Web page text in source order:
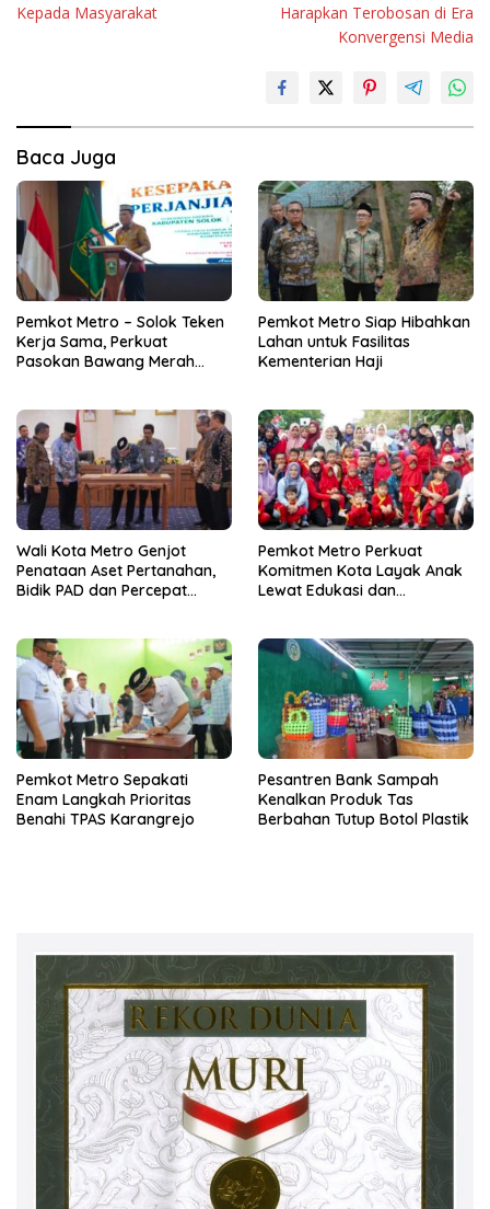
Kepada Masyarakat
Harapkan Terobosan di Era
Konvergensi Media
Baca Juga
Pemkot Metro – Solok Teken
Kerja Sama, Perkuat
Pasokan Bawang Merah
Pemkot Metro Siap Hibahkan
Lahan untuk Fasilitas
Kementerian Haji
Wali Kota Metro Genjot
Penataan Aset Pertanahan,
Bidik PAD dan Percepat
Pemkot Metro Perkuat
Komitmen Kota Layak Anak
Lewat Edukasi dan
Pemkot Metro Sepakati
Enam Langkah Prioritas
Benahi TPAS Karangrejo
Pesantren Bank Sampah
Kenalkan Produk Tas
Berbahan Tutup Botol Plastik